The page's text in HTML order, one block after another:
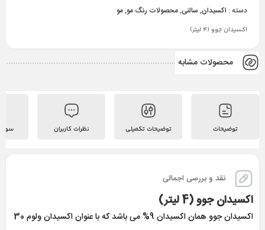
دسته : اکسیدان, سالنی,محصولات رنگ مو,مو
اكسيدان جوو (4 ليتر)
محصولات مشابه
توضیحات توضیحات تکمیلی نظرات کاربران
نقد و بررسی اجمالی
اكسيدان جوو (4 ليتر)
اكسيدان جوو همان اکسیدان 9% می باشد که با عنوان اکسیدان ولوم 30